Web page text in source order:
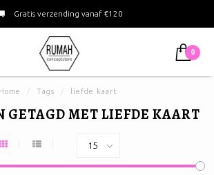
Gratis verzending vanaf €120
0
Home Tags liefde kaart
GETAGD MET LIEFDE KAART